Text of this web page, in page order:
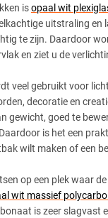
isopaal wit
uitstraling en
te zijn. Daardoor
en ziet u de
veel gebruikt voor
decoratie en
gewicht, goed te
is het een
wilt maken of een
op een plek waar
wit massief
is zeer slagvast